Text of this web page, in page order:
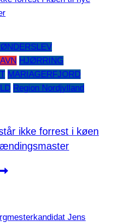
HJØRRING
MARIAGERFJORD
Region Nordjylland
ikke forrest i køen